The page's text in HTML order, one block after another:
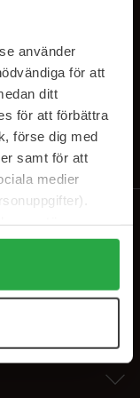
använder
för att
ditt
för att förbättra
förse dig med
samt för att
medier
accepterar du
kan anpassa
helst återkalla
. Afmeld til enhver